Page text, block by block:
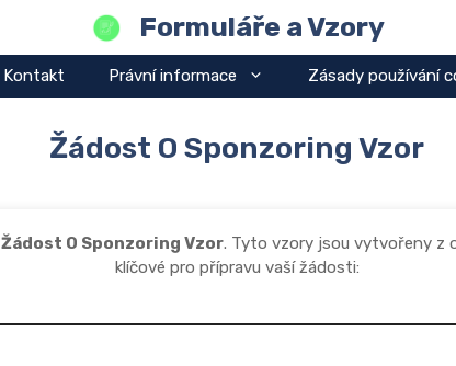
Formuláře a Vzory
Kontakt Právní informace Zásady používání
Žádost O Sponzoring Vzor
Žádost O Sponzoring Vzor. Tyto vzory jsou vytvořeny z
klíčové pro přípravu vaší žádosti: